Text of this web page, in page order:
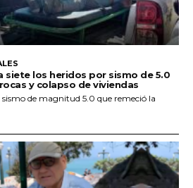
siete los heridos por sismo de 5.0
y colapso de viviendas
sismo de magnitud 5.0 que remeció la